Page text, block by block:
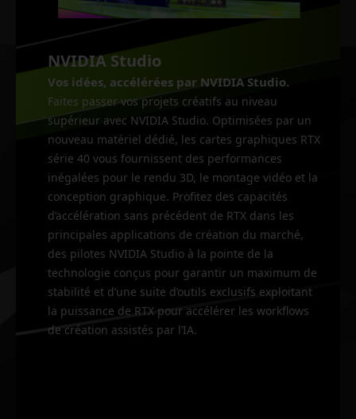
NVIDIA Studio
Vos idées, accélérées par NVIDIA Studio.
Faites passer vos projets créatifs au niveau
supérieur avec NVIDIA Studio. Optimisées par un
nouveau matériel dédié, les cartes graphiques RTX
série 40 vous fournissent des performances
inégalées pour le rendu 3D, le montage vidéo et la
conception graphique. Profitez des capacités
d’accélération sans précédent de RTX dans les
principales applications de création du marché,
des pilotes NVIDIA Studio à la pointe de la
technologie conçus pour garantir un maximum de
stabilité et d’une suite d’outils exclusifs exploitant
la puissance de RTX pour accélérer les workflows
de création assistés par l’IA.